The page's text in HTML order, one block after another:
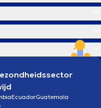
EcuadorGuatemala